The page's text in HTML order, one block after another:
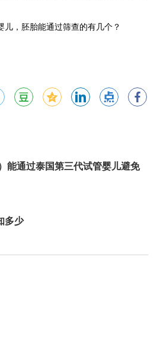
能通过泰国第三代试管婴儿避免
多少